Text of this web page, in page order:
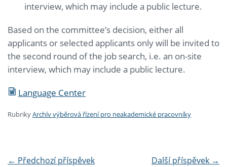
interview, which may include a public lecture.
Based on the committee’s decision, either all
applicants or selected applicants only will be invited to
the second round of the job search, i.e. an on-site
interview, which may include a public lecture.
Language Center
RubrikyArchív výběrová řízení pro neakademické pracovníky
← Předchozí příspěvek Další příspěvek →